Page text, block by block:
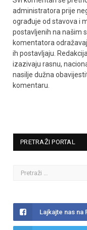
administratora prije
ograđuje od stavova i
postavljenih na našim
komentatora
ih postavljaju.
izazivaju rasnu,
nasilje dužna
komentaru.
PRETRAŽI PORTAL
Lajkajte nas na